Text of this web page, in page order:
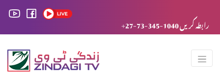
+27-73-345-1040 رابطہ کریں